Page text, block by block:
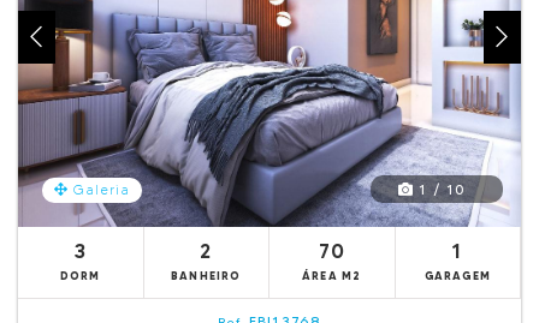
Galeria 1 / 10
3
DORM
2
BANHEIRO
70
ÁREA M2
1
GARAGEM